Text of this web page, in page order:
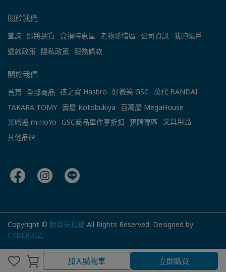
加入購物車 立即購買
關於我們
查詢 即將到貨 盒損特惠區 老物珍惜區 公司資訊 我的帳戶
退款政策 隱私政策 服務條款
關於我們
首頁 全部商品 孩之寶 Hasbro 好微笑 GSC
萬代 BANDAI
TAKARA TOMY 壽屋 Kotobukiya
百萬屋 MegaHouse
米哈遊 miHoYo GSC商品單件享折扣 預購專區 文具用品
其他品牌
Copyright © 勳寶玩具舖 All Rights Reserved. Designed by
CYBERBIZ.